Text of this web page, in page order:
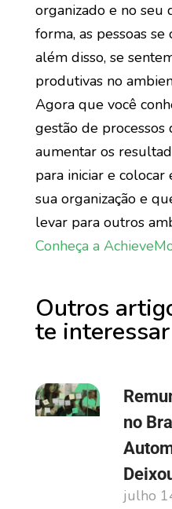
organizado e no seu
forma, as pessoas
além disso, se
produtivas no
Agora que você
gestão de
aumentar os
para iniciar e
sua organização e
levar para outros
Conheça a
Outros
te interessar
no
julho